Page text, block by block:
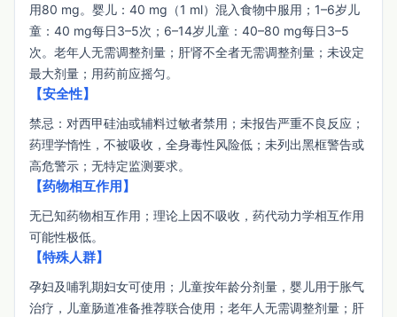
用80 mg。婴儿：40 mg（1 ml）混入食物中服用；1–6岁儿
童：40 mg每日3–5次；6–14岁儿童：40–80 mg每日3–5
次。老年人无需调整剂量；肝肾不全者无需调整剂量；未设定
最大剂量；用药前应摇匀。
【安全性】
禁忌：对西甲硅油或辅料过敏者禁用；未报告严重不良反应；
药理学惰性，不被吸收，全身毒性风险低；未列出黑框警告或
高危警示；无特定监测要求。
【药物相互作用】
无已知药物相互作用；理论上因不吸收，药代动力学相互作用
可能性极低。
【特殊人群】
孕妇及哺乳期妇女可使用；儿童按年龄分剂量，婴儿用于胀气
治疗，儿童肠道准备推荐联合使用；老年人无需调整剂量；肝